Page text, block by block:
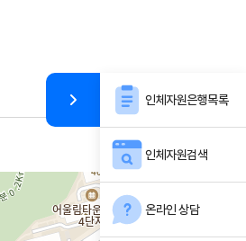
인체자원은행목록
인체자원검색
온라인 상담